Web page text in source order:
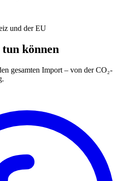
und der EU
können
gesamten Import – von der CO₂-